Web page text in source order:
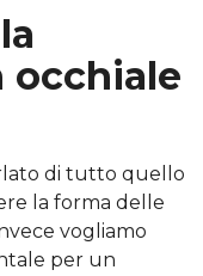
occhiale
di tutto quello
la forma delle
vogliamo
per un